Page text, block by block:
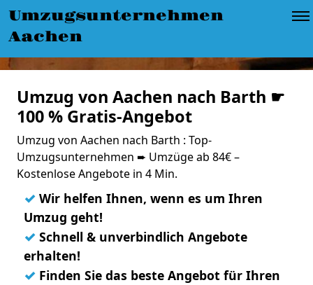
Umzugsunternehmen
Aachen
Umzug von Aachen nach Barth ☛
100 % Gratis-Angebot
Umzug von Aachen nach Barth : Top-
Umzugsunternehmen ➨ Umzüge ab 84€ –
Kostenlose Angebote in 4 Min.
✓ Wir helfen Ihnen, wenn es um Ihren
Umzug geht!
✓ Schnell & unverbindlich Angebote
erhalten!
✓ Finden Sie das beste Angebot für Ihren